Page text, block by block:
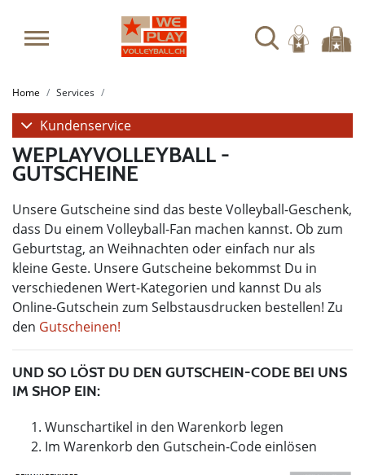
Home Services
Kundenservice
WEPLAYVOLLEYBALL -
GUTSCHEINE
Unsere Gutscheine sind das beste Volleyball-Geschenk,
dass Du einem Volleyball-Fan machen kannst. Ob zum
Geburtstag, an Weihnachten oder einfach nur als
kleine Geste. Unsere Gutscheine bekommst Du in
verschiedenen Wert-Kategorien und kannst Du als
Online-Gutschein zum Selbstausdrucken bestellen! Zu
den Gutscheinen!
UND SO LÖST DU DEN GUTSCHEIN-CODE BEI UNS
IM SHOP EIN:
Wunschartikel in den Warenkorb legen
Im Warenkorb den Gutschein-Code einlösen